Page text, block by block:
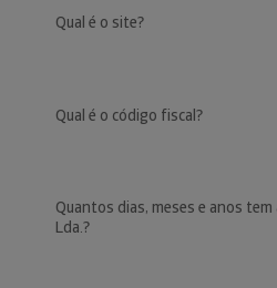
Qual é o site?
Qual é o código fiscal?
Quantos dias, meses e anos tem
Lda.?